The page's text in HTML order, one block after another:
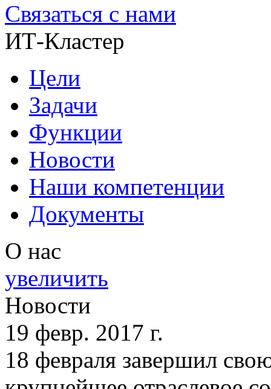
Связаться с нами
ИТ-Кластер
Цели
Задачи
Функции
Новости
Наши компетенции
Документы
О нас
увеличить
Новости
19 февр. 2017 г.
18 февраля завершил